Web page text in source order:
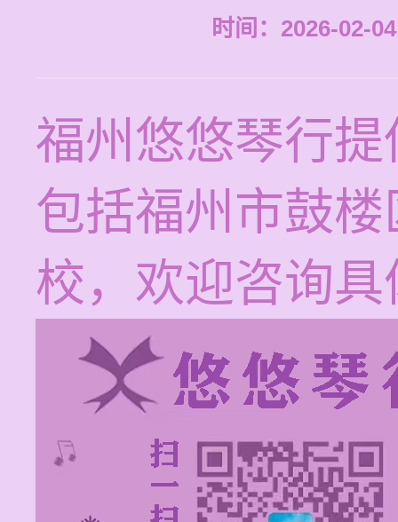
时间：2026-02-
福州悠悠琴行
包括福州市鼓
校，欢迎咨询